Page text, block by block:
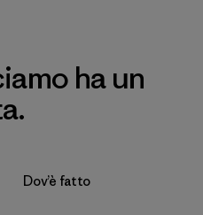
ha un
Dov’è fatto